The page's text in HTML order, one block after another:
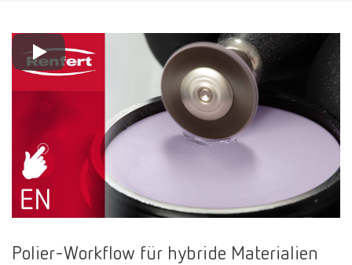
Polier-Workflow für hybride Materialien